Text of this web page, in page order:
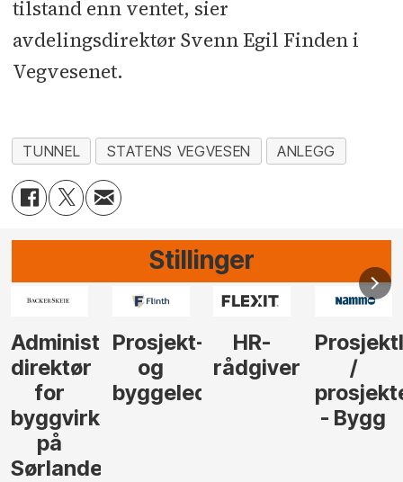
tilstand enn ventet, sier
avdelingsdirektør Svenn Egil Finden i
Vegvesenet.
TUNNEL STATENS VEGVESEN ANLEGG
Stillinger
Administrerende
direktør
for
byggvirksomhet
på
Sørlandet
Prosjekt-
og
byggeleder
HR-
rådgiver
- Bygg